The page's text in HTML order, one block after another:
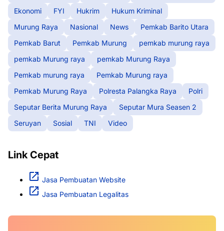
Ekonomi
FYI Hukrim
Hukum Kriminal
Murung Raya
Nasional News
Pemkab Barito Utara
Pemkab Barut
Pemkab Murung
pemkab murung raya
pemkab Murung raya
pemkab Murung Raya
Pemkab murung raya
Pemkab Murung raya
Pemkab Murung Raya
Polresta Palangka Raya
Polri
Seputar Berita Murung Raya
Seputar Mura Seasen 2
Seruyan
Sosial TNI Video
Link Cepat
Jasa Pembuatan Website
Jasa Pembuatan Legalitas